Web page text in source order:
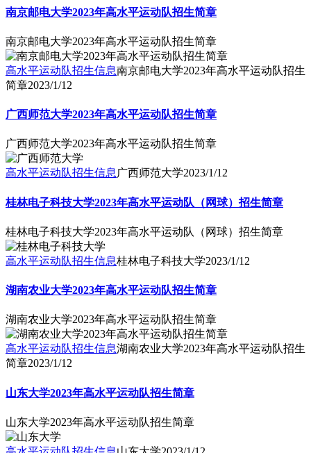
南京邮电大学2023年高水平运动队招生简章
南京邮电大学2023年高水平运动队招生简章
高水平运动队招生信息南京邮电大学2023年高水平运动队招生
简章2023/1/12
广西师范大学2023年高水平运动队招生简章
广西师范大学2023年高水平运动队招生简章
高水平运动队招生信息 广西师范大学2023/1/12
桂林电子科技大学2023年高水平运动队（网球）招生简章
桂林电子科技大学2023年高水平运动队（网球）招生简章
高水平运动队招生信息桂林电子科技大学2023/1/12
湖南农业大学2023年高水平运动队招生简章
湖南农业大学2023年高水平运动队招生简章
高水平运动队招生信息湖南农业大学2023年高水平运动队招生
简章2023/1/12
山东大学2023年高水平运动队招生简章
山东大学2023年高水平运动队招生简章